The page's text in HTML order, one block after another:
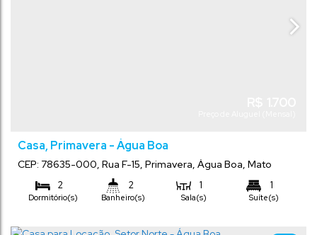
Casa, Primavera - Água Boa
CEP: 78635-000, Rua F-15, Primavera, Água Boa, Mato
2
Dormitório(s)
2
Banheiro(s)
1
Sala(s)
1
Suíte(s)